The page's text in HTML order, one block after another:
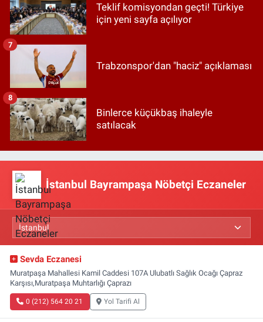
Teklif komisyondan geçti! Türkiye
için yeni sayfa açılıyor
Trabzonspor'dan "haciz" açıklaması
7
Binlerce küçükbaş ihaleyle
satılacak
8
İstanbul Bayrampaşa Nöbetçi Eczaneler
Sevda Eczanesi
Muratpaşa Mahallesi Kamil Caddesi 107A Ulubatlı Sağlık Ocağı Çapraz
Karşısı,Muratpaşa Muhtarlığı Çaprazı
0 (212) 564 20 21 Yol Tarifi Al